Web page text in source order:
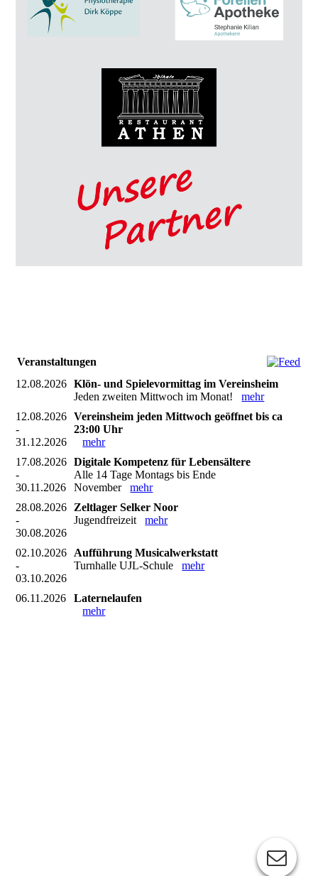
Veranstaltungen
12.08.2026
Klön- und Spielevormittag im Vereinsheim
Jeden zweiten Mittwoch im Monat!mehr
12.08.2026
-
31.12.2026
Vereinsheim jeden Mittwoch geöffnet bis ca
23:00 Uhr
mehr
17.08.2026
-
30.11.2026
Digitale Kompetenz für Lebensältere
Alle 14 Tage Montags bis Ende
Novembermehr
28.08.2026
-
30.08.2026
Zeltlager Selker Noor
Jugendfreizeitmehr
02.10.2026
-
03.10.2026
Aufführung Musicalwerkstatt
Turnhalle UJL-Schulemehr
06.11.2026
Laternelaufen
mehr